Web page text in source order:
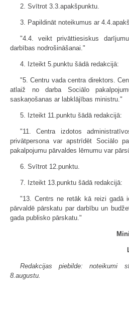
2. Svītrot 3.3.apakšpunktu.
3. Papildināt noteikumus ar
"4.4. veikt privāttiesiskus
darbības nodrošināšanai."
4. Izteikt 5.punktu šādā redakcijā:
"5. Centru vada centra direktors.
atlaiž no darba Sociālo
saskaņošanas ar labklājības ministru."
5. Izteikt 11.punktu šādā redakcijā:
"11. Centra izdotos
privātpersona var apstrīdēt Sociālo
pakalpojumu pārvaldes lēmumu var
6. Svītrot 12.punktu.
7. Izteikt 13.punktu šādā redakcijā:
"13. Centrs ne retāk kā reizi gadā
pārvaldē pārskatu par darbību un
gada publisko pārskatu."
Redakcijas piebilde: noteikumi
8.augustu.